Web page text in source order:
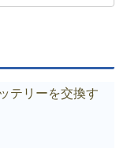
テリーを交換す